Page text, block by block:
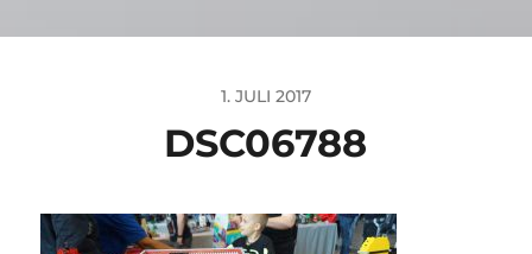
1. JULI 2017
DSC06788